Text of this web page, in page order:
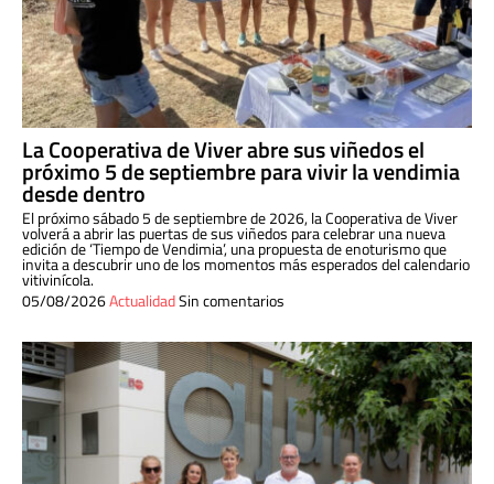
La Cooperativa de Viver abre sus viñedos el
próximo 5 de septiembre para vivir la vendimia
desde dentro
El próximo sábado 5 de septiembre de 2026, la Cooperativa de Viver
volverá a abrir las puertas de sus viñedos para celebrar una nueva
edición de ‘Tiempo de Vendimia’, una propuesta de enoturismo que
invita a descubrir uno de los momentos más esperados del calendario
vitivinícola.
05/08/2026ActualidadSin comentarios